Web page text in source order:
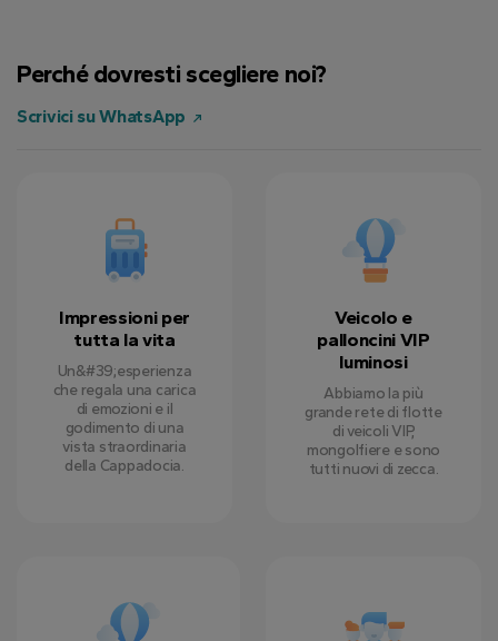
Perché dovresti scegliere noi?
Scrivici su WhatsApp
Impressioni per
tutta la vita
Un&#39;esperienza
che regala una carica
di emozioni e il
godimento di una
vista straordinaria
della Cappadocia.
Veicolo e
palloncini VIP
luminosi
Abbiamo la più
grande rete di flotte
di veicoli VIP,
mongolfiere e sono
tutti nuovi di zecca.